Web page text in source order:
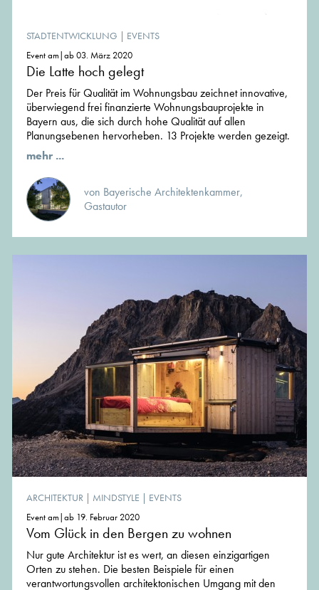
STADTENTWICKLUNG | EVENTS
Event am|ab 03. März 2020
Die Latte hoch gelegt
Der Preis für Qualität im Wohnungsbau zeichnet innovative,
überwiegend frei finanzierte Wohnungsbauprojekte in
Bayern aus, die sich durch hohe Qualität auf allen
Planungsebenen hervorheben. 13 Projekte werden gezeigt.
mehr ...
von Bayerische Architektenkammer,
Gastautor
ARCHITEKTUR | MINDSTYLE | EVENTS
Event am|ab 19. Februar 2020
Vom Glück in den Bergen zu wohnen
Nur gute Architektur ist es wert, an diesen einzigartigen
Orten zu stehen. Die besten Beispiele für einen
verantwortungsvollen architektonischen Umgang mit den